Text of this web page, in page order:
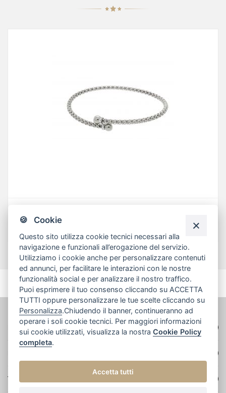
Peso 5.60 g
DATI AZIENDALI
TERMINI E CONDIZIONI
🍪 Cookie
Questo sito utilizza cookie tecnici necessari alla
navigazione e funzionali all’erogazione del servizio.
Utilizziamo i cookie anche per personalizzare contenuti
ed annunci, per facilitare le interazioni con le nostre
funzionalità social e per analizzare il nostro traffico.
Puoi esprimere il tuo consenso cliccando su ACCETTA
TUTTI oppure personalizzare le tue scelte cliccando su
Personalizza.Chiudendo il banner, continueranno ad
operare i soli cookie tecnici. Per maggiori informazioni
sui cookie utilizzati, visualizza la nostraCookie Policy
completa.
Accetta tutti